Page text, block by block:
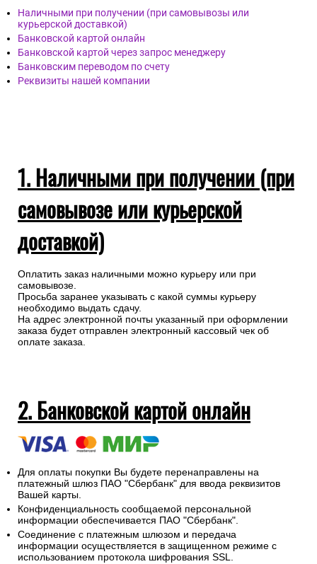
Наличными при получении (при самовывозы или
курьерской доставкой)
Банковской картой онлайн
Банковской картой через запрос менеджеру
Банковским переводом по счету
Реквизиты нашей компании
1. Наличными при получении (при
самовывозе или курьерской
доставкой)
Оплатить заказ наличными можно курьеру или при
самовывозе.
Просьба заранее указывать с какой суммы курьеру
необходимо выдать сдачу.
На адрес электронной почты указанный при оформлении
заказа будет отправлен электронный кассовый чек об
оплате заказа.
2. Банковской картой онлайн
Для оплаты покупки Вы будете перенаправлены на
платежный шлюз ПАО "Сбербанк" для ввода реквизитов
Вашей карты.
Конфиденциальность сообщаемой персональной
информации обеспечивается ПАО "Сбербанк".
Соединение с платежным шлюзом и передача
информации осуществляется в защищенном режиме с
использованием протокола шифрования SSL.